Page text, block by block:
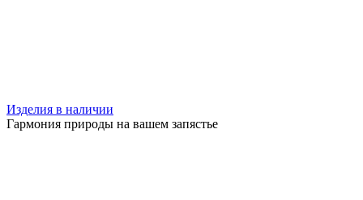
Изделия в наличии
Гармония природы на вашем запястье